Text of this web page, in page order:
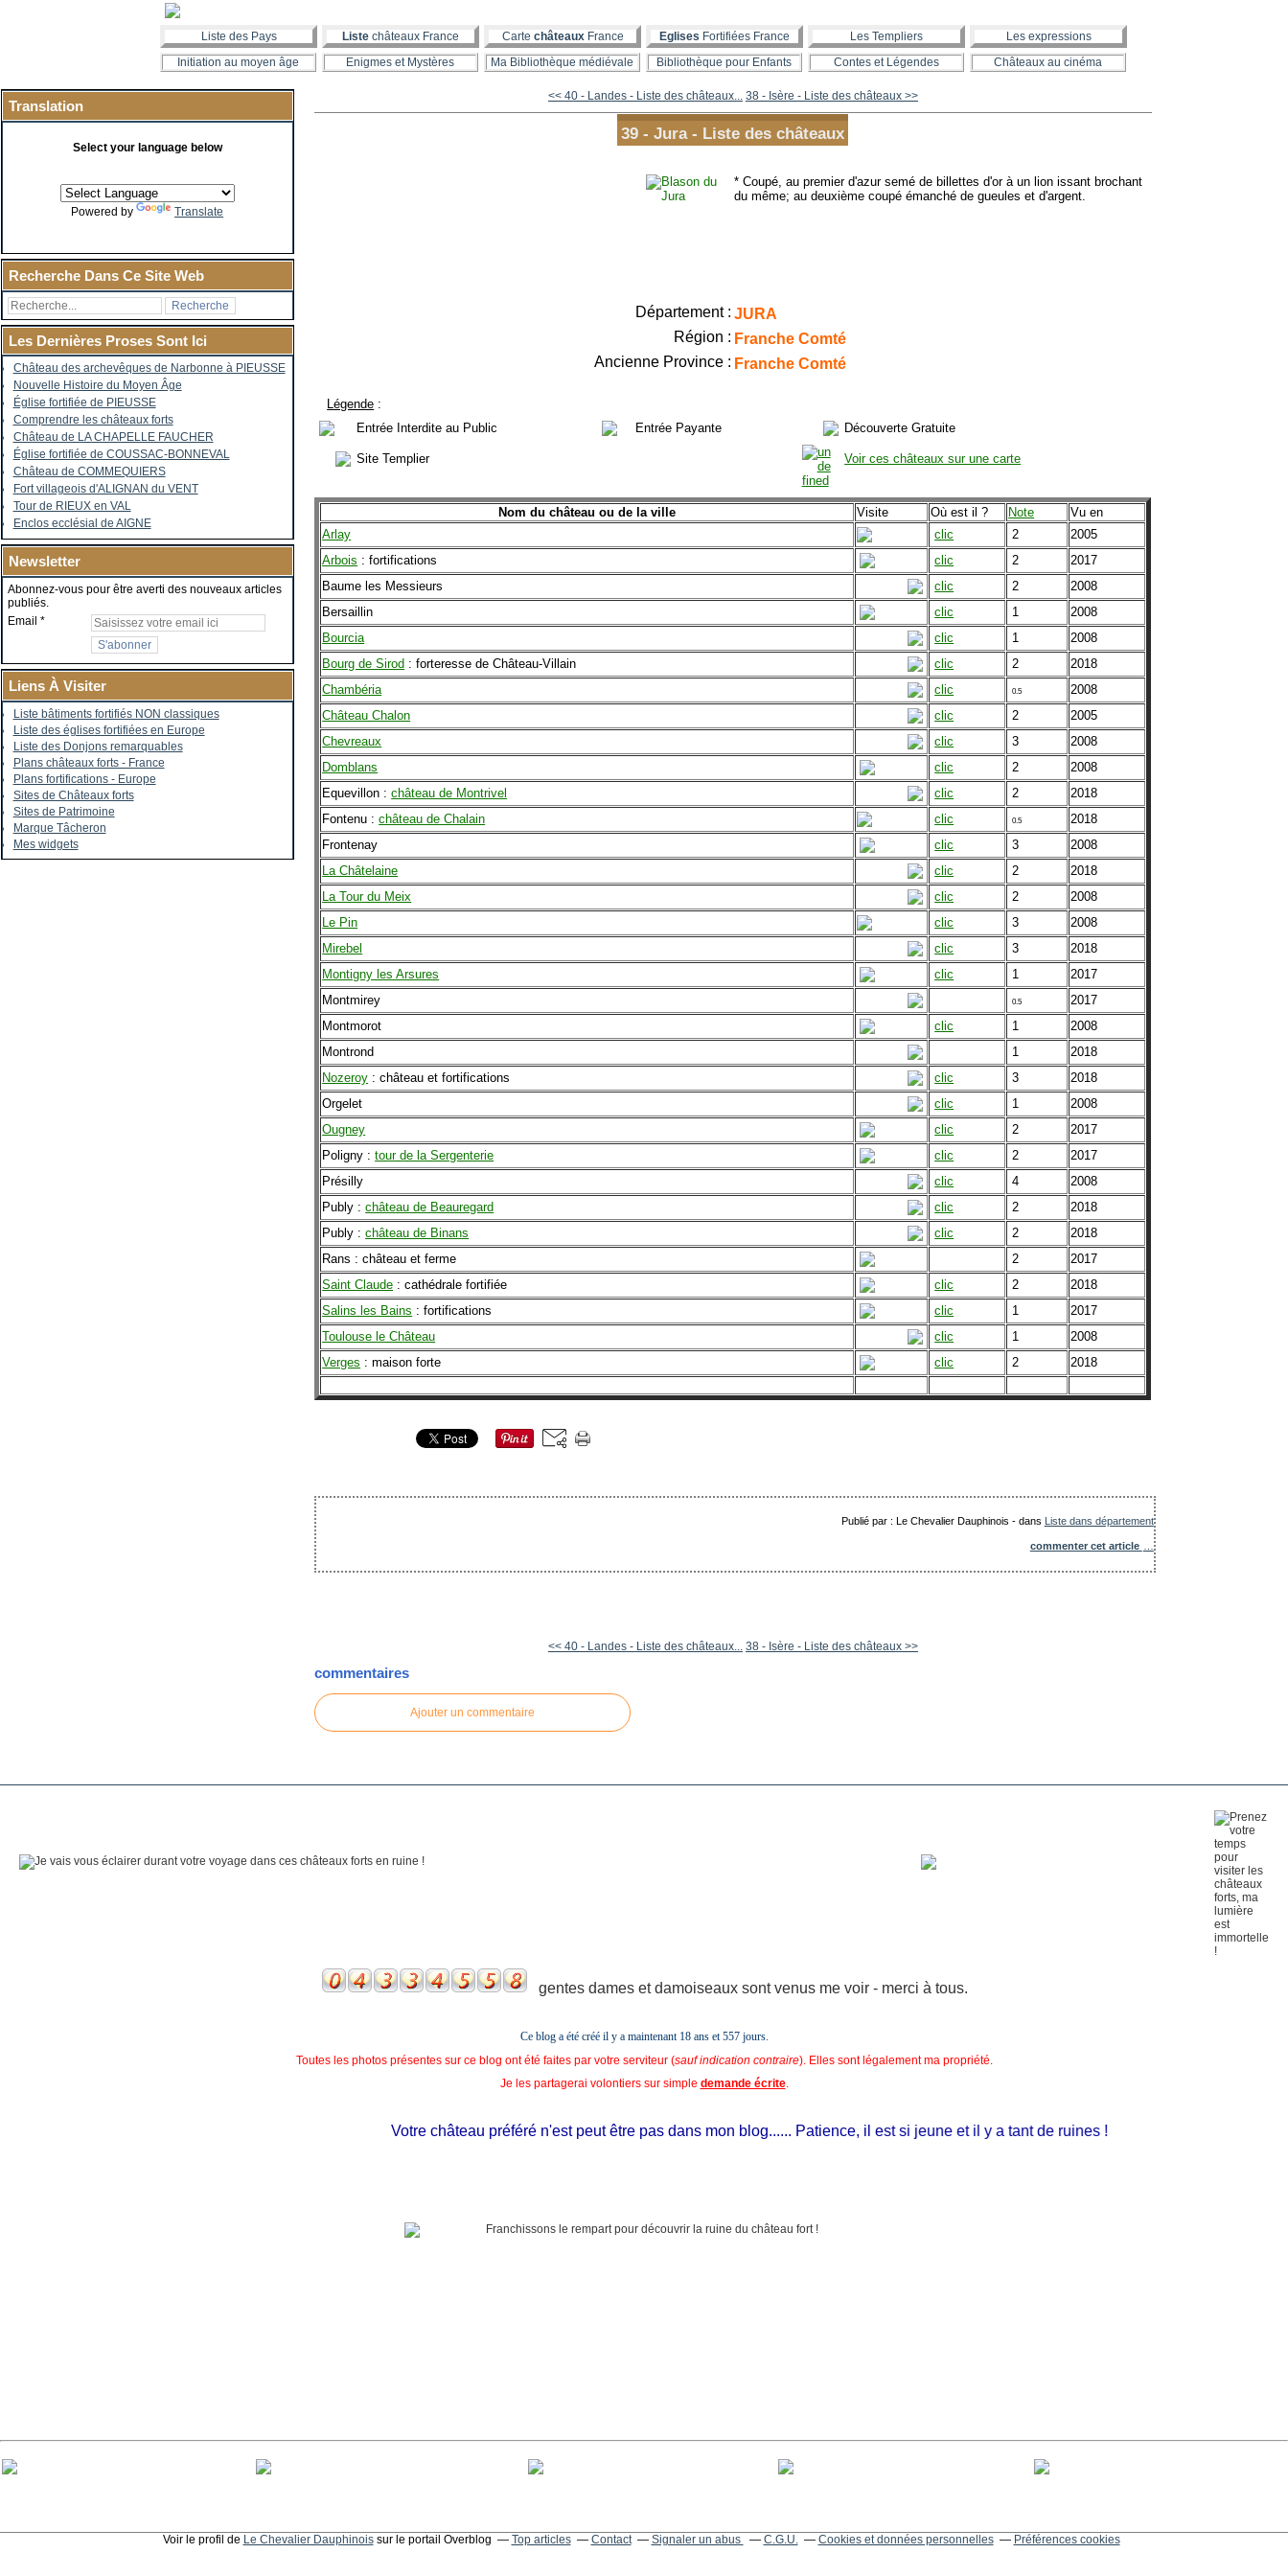
Liste des Pays Liste châteaux France Carte châteauxFrance Eglises Fortifiées France Les Templiers
Les expressions
Initiation au moyen âge
Enigmes et Mystères Ma Bibliothèque médiévale Bibliothèque pour Enfants Contes et Légendes Châteaux au cinéma
Translation
Select your language below
Powered by Translate
Recherche Dans Ce Site Web
Les Dernières Proses Sont Ici
Château des archevêques de Narbonne à PIEUSSE
Nouvelle Histoire du Moyen Âge
Église fortifiée de PIEUSSE
Comprendre les châteaux forts
Château de LA CHAPELLE FAUCHER
Église fortifiée de COUSSAC-BONNEVAL
Château de COMMEQUIERS
Fort villageois d'ALIGNAN du VENT
Tour de RIEUX en VAL
Enclos ecclésial de AIGNE
Newsletter
Abonnez-vous pour être averti des nouveaux articles
publiés.
Email
Liens À Visiter
Liste bâtiments fortifiés NON classiques
Liste des églises fortifiées en Europe
Liste des Donjons remarquables
Plans châteaux forts - France
Plans fortifications - Europe
Sites de Châteaux forts
Sites de Patrimoine
Marque Tâcheron
Mes widgets
<< 40 - Landes - Liste des châteaux... 38 - Isère - Liste des châteaux >>
39 - Jura - Liste des châteaux
* Coupé, au premier d'azur semé de billettes d'or à un lion issant brochant
du même; au deuxième coupé émanché de gueules et d'argent.
Département : JURA
Région : Franche Comté
Ancienne Province : Franche Comté
Légende :
Entrée Interdite au Public
Entrée Payante Découverte Gratuite
Site Templier Voir ces châteaux sur une carte
Nom du château ou de la ville Visite Où est il ? Note
Vu en
Arlay
clic 2
2005
Arbois : fortifications clic 2
2017
Baume les Messieurs
clic 2
2008
Bersaillin
clic 1
2008
Bourcia
clic 1
2008
Bourg de Sirod : forteresse de Château-Villain clic 2
2018
Chambéria
clic 0.5
2008
Château Chalon
clic 2
2005
Chevreaux
clic 3
2008
Domblans
clic 2
2008
Equevillon :château de Montrivel clic 2
2018
Fontenu :château de Chalain clic 0.5
2018
Frontenay
clic 3
2008
La Châtelaine
clic 2
2018
La Tour du Meix
clic 2
2008
Le Pin
clic 3
2008
Mirebel
clic 3
2018
Montigny les Arsures
clic 1
2017
Montmirey
0.5
2017
Montmorot
clic 1
2008
Montrond
1
2018
Nozeroy : château et fortifications clic 3
2018
Orgelet
clic 1
2008
Ougney
clic 2
2017
Poligny :tour de la Sergenterie clic 2
2017
Présilly
clic 4
2008
Publy :château de Beauregard clic 2
2018
Publy :château de Binans clic 2
2018
Rans : château et ferme
2
2017
Saint Claude : cathédrale fortifiée clic 2
2018
Salins les Bains : fortifications clic 1
2017
Toulouse le Château
clic 1
2008
Verges : maison forte clic 2 2018
Publié par : Le Chevalier Dauphinois -dans Liste dans département
commenter cet article
<< 40 - Landes - Liste des châteaux... 38 - Isère - Liste des châteaux >>
commentaires
Ajouter un commentaire
gentes dames et damoiseaux sont venus me voir - merci à tous.
Ce blog a été créé il y a maintenant 18 ans et 557 jours.
Toutes les photos présentes sur ce blog ont été faites par votre serviteur (sauf indication contraire). Elles sont légalement ma propriété.
Je les partagerai volontiers sur simple demande écrite.
Votre château préféré n'est peut être pas dans mon blog...... Patience, il est si jeune et il y a tant de ruines !
Voir le profil de Le Chevalier Dauphinoissur le portail Overblog Top articles Contact Signaler un abus C.G.U. Cookies et données personnelles Préférences cookies